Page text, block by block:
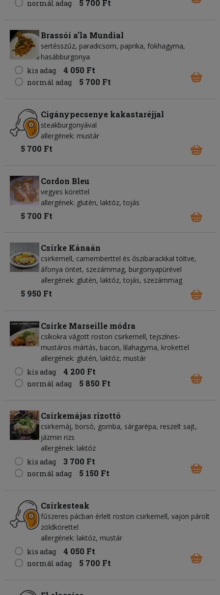
normál adag 5 700 Ft
Brassói a'la Mundial
sertésszűz, paradicsom, paprika, fokhagyma,
hasábburgonya
kis adag
4 050 Ft
normál adag 5 700 Ft
Cigánypecsenye kakastaréjjal
steakburgonyával
allergének: mustár
5 700 Ft
Cordon Bleu
vegyes körettel
allergének: glutén, laktóz, tojás
5 700 Ft
Csirke Kánaán
csirkemell, camemberttel és őszibarackkal töltve,
áfonya öntet, szezámmag, burgonyapürével
allergének: glutén, laktóz, tojás, szezámmag
5 950 Ft
Csirke Marseille módra
csíkokra vágott roston csirkemell, tejszínes-
mustáros mártás, bacon, lilahagyma, krokettel
allergének: glutén, laktóz, mustár
kis adag
4 200 Ft
normál adag 5 850 Ft
Csirkemájas rizottó
csirkemáj, borsó, gomba, sárgarépa, reszelt sajt,
jázmin rizs
allergének: laktóz
kis adag
3 700 Ft
normál adag 5 150 Ft
Csirkesteak
fűszeres pácban érlelt roston csirkemell, vajon párolt
zöldkörettel
allergének: laktóz, mustár
kis adag
4 050 Ft
normál adag 5 700 Ft